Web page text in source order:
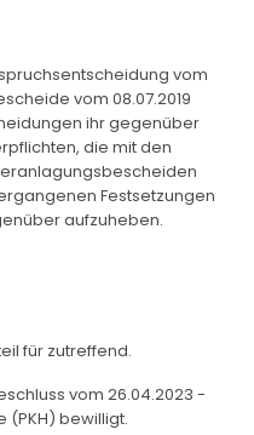
vom
vom 08.07.2019
ihr gegenüber
die mit den
ergangenen Festsetzungen
aufzuheben.
für zutreffend.
vom 26.04.2023 -
(PKH) bewilligt.